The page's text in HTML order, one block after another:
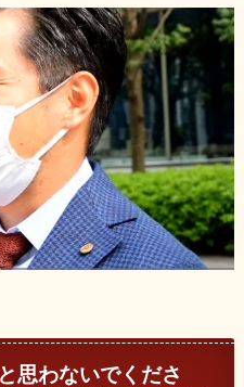
思わないでくださ